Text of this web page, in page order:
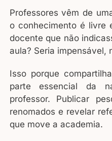
Professores vêm de
o conhecimento é livre
docente que não
aula? Seria impensável,
Isso porque
parte essencial da
professor. Publicar
renomados e revelar
que move a academia.